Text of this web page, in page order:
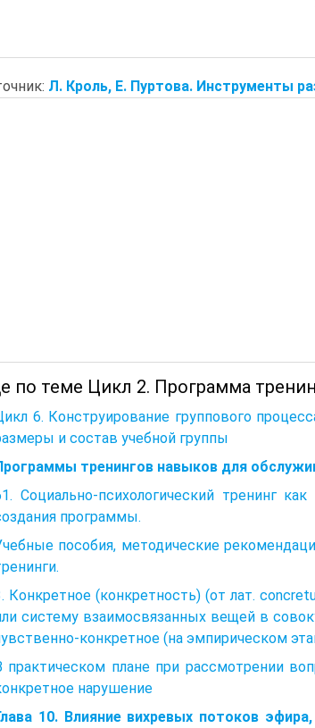
Л. Кроль, Е. Пуртова. Инструменты
по теме Цикл 2. Программа
6. Конструирование группового
и состав учебной группы
тренингов навыков для
Социально-психологический тренинг
программы.
пособия, методические
Конкретное (конкретность) (от лат.
систему взаимосвязанных вещей в
конкретное (на эмпирическом
практическом плане при рассмотрении
нарушение
10. Влияние вихревых потоков